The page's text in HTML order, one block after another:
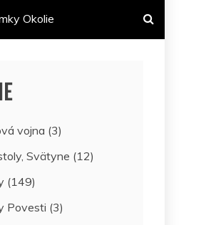
Okolie
vojna (3)
Svätyne (12)
(149)
Povesti (3)